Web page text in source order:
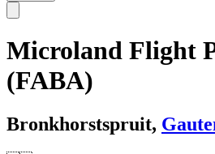
Microland Flight
(FABA)
Bronkhorstspruit,